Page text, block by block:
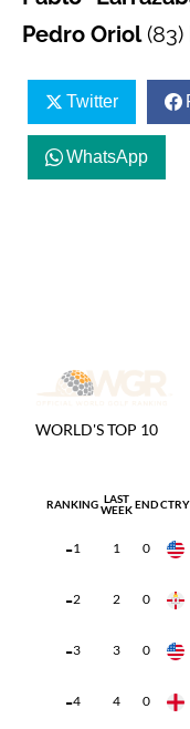
Pedro Oriol(83)
Twitter
WhatsApp